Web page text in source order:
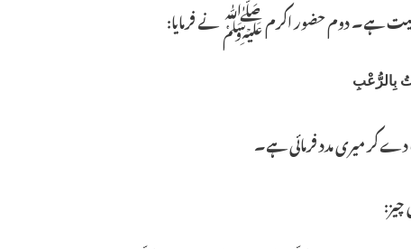
ہے۔ دوم حضور اکرم ﷺ نے فرمایا:
بِالرُّعْبِ
کر میری مدد فرمائی ہے۔